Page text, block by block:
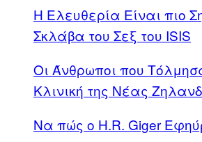
Η Ελευθερία Είναι πιο
Σκλάβα του Σεξ του ISIS
Οι Άνθρωποι που
Κλινική της Νέας
Να πώς ο H.R. Giger